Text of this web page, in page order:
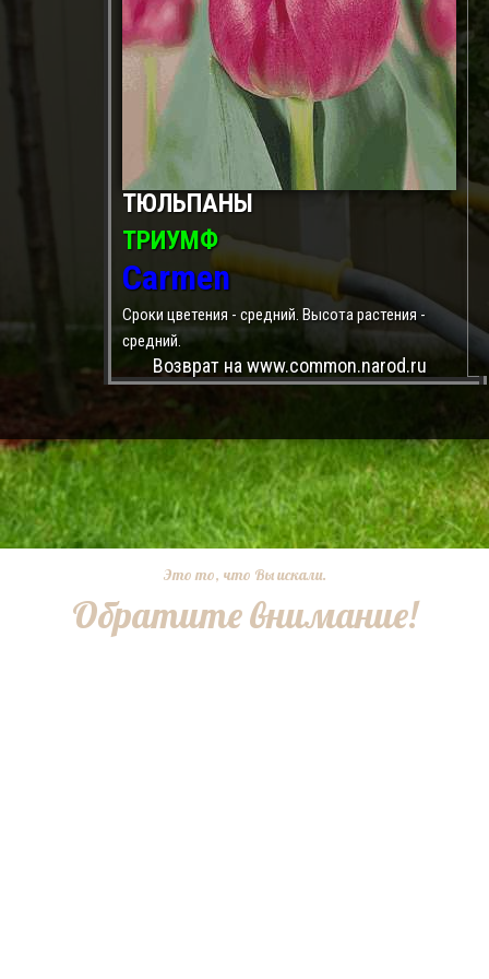
ТЮЛЬПАНЫ
ТРИУМФ
Carmen
Сроки цветения - средний. Высота растения -
средний.
Возврат на www.common.narod.ru
Это то, что Вы искали.
Обратите внимание!